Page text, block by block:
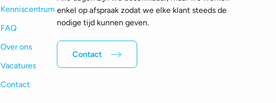
Kenniscentrum
FAQ
Over ons
Vacatures
Contact
enkel op afspraak zodat we elke klant steeds de
nodige tijd kunnen geven.
Contact